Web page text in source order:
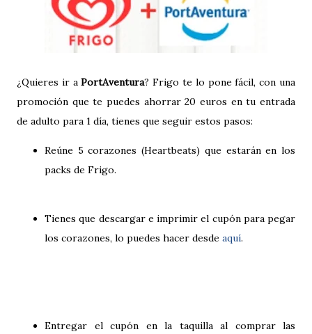
¿Quieres ir aPortAventura? Frigo te lo pone fácil, con una
promoción que te puedes ahorrar 20 euros en tu entrada
de adulto para 1 día, tienes que seguir estos pasos:
Reúne 5 corazones (Heartbeats) que estarán en los
packs de Frigo.
Tienes que descargar e imprimir el cupón para pegar
los corazones, lo puedes hacer desde aquí.
Entregar el cupón en la taquilla al comprar las